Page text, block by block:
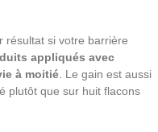
résultat si votre barrière
appliqués avec
à moitié . Le gain est aussi
plutôt que sur huit flacons